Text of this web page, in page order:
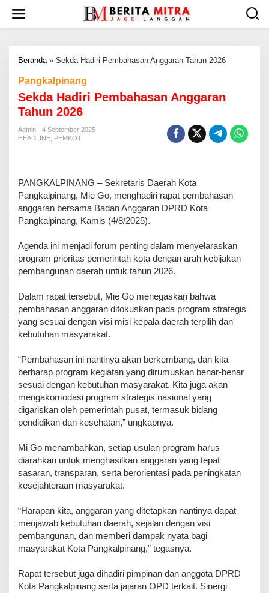
w
Beranda» Sekda Hadiri Pembahasan Anggaran Tahun 2026
Pangkalpinang
Sekda Hadiri Pembahasan Anggaran
Tahun 2026
Admin
4 September 2025
HEADLINE PEMKOT
PANGKALPINANG – Sekretaris Daerah Kota
Pangkalpinang, Mie Go, menghadiri rapat pembahasan
anggaran bersama Badan Anggaran DPRD Kota
Pangkalpinang, Kamis (4/8/2025).
Agenda ini menjadi forum penting dalam menyelaraskan
program prioritas pemerintah kota dengan arah kebijakan
pembangunan daerah untuk tahun 2026.
Dalam rapat tersebut, Mie Go menegaskan bahwa
pembahasan anggaran difokuskan pada program strategis
yang sesuai dengan visi misi kepala daerah terpilih dan
kebutuhan masyarakat.
“Pembahasan ini nantinya akan berkembang, dan kita
berharap program kegiatan yang dirumuskan benar-benar
sesuai dengan kebutuhan masyarakat. Kita juga akan
mengakomodasi program strategis nasional yang
digariskan oleh pemerintah pusat, termasuk bidang
pendidikan dan kesehatan,” ungkapnya.
Mi Go menambahkan, setiap usulan program harus
diarahkan untuk menghasilkan anggaran yang tepat
sasaran, transparan, serta berorientasi pada peningkatan
kesejahteraan masyarakat.
“Harapan kita, anggaran yang ditetapkan nantinya dapat
menjawab kebutuhan daerah, sejalan dengan visi
pembangunan, dan memberi dampak nyata bagi
masyarakat Kota Pangkalpinang,” tegasnya.
Rapat tersebut juga dihadiri pimpinan dan anggota DPRD
Kota Pangkalpinang serta jajaran OPD terkait. Sinergi